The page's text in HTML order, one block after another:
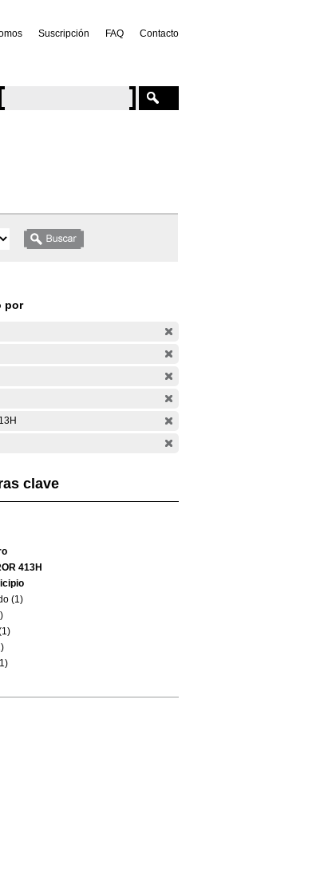
Suscripción FAQ Contacto
por
clave
413H
(1)